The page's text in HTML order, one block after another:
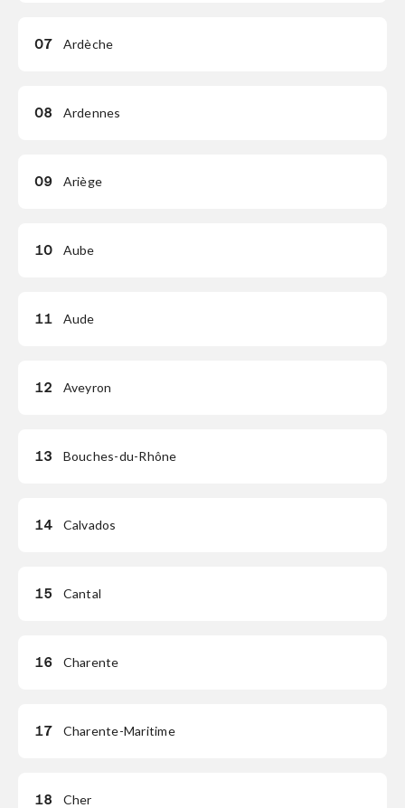
07 Ardèche
08 Ardennes
09 Ariège
10 Aube
11 Aude
12 Aveyron
13 Bouches-du-Rhône
14 Calvados
15 Cantal
16 Charente
17 Charente-Maritime
18 Cher